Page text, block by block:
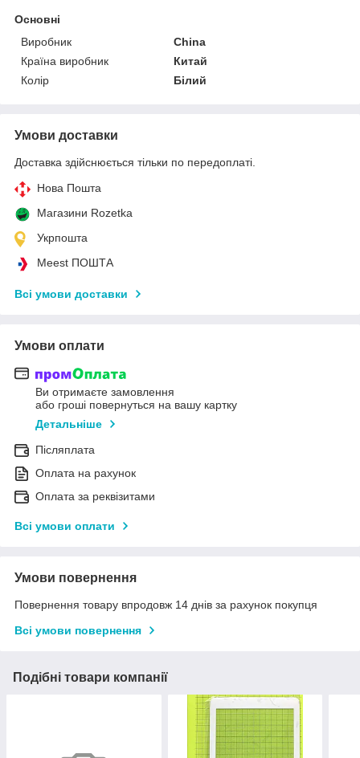
Основні
Виробник
China
Країна виробник
Китай
Колір
Білий
Умови доставки
Доставка здійснюється тільки по передоплаті.
Нова Пошта
Магазини Rozetka
Укрпошта
Meest ПОШТА
Всі умови доставки
Умови оплати
Ви отримаєте замовлення
або гроші повернуться на вашу картку
Детальніше
Післяплата
Оплата на рахунок
Оплата за реквізитами
Всі умови оплати
Умови повернення
Повернення товару впродовж 14 днів за рахунок покупця
Всі умови повернення
Подібні товари компанії